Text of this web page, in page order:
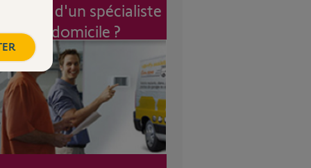
d'un spécialiste
à mon domicile ?